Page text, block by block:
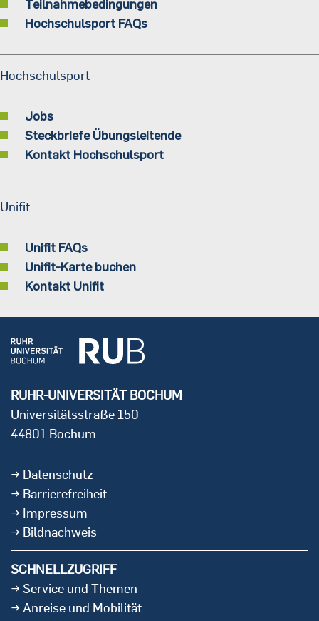
Teilnahmebedingungen
Hochschulsport FAQs
Hochschulsport
Jobs
Steckbriefe Übungsleitende
Kontakt Hochschulsport
Unifit
Unifit FAQs
Unifit-Karte buchen
Kontakt Unifit
RUHR-UNIVERSITÄT BOCHUM
Universitätsstraße 150
44801 Bochum
Datenschutz
Barrierefreiheit
Impressum
Bildnachweis
SCHNELLZUGRIFF
Service und Themen
Anreise und Mobilität